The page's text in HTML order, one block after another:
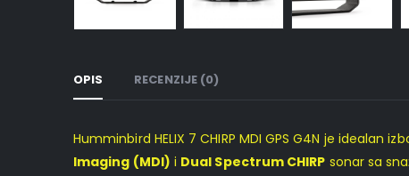
OPIS RECENZIJE (0)
Humminbird HELIX 7 CHIRP MDI GPS G4N je
Imaging (MDI) i Dual Spectrum CHIRP sonar sa